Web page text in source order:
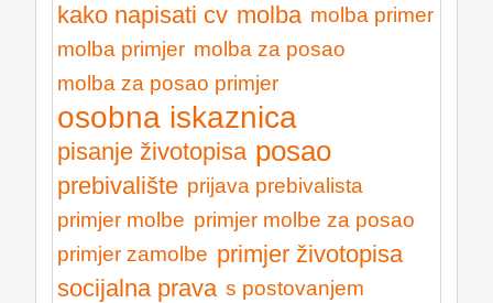
kako napisati cv molba molba primer
molba primjer molba za posao
molba za posao primjer
osobna iskaznica
pisanje životopisa posao
prebivalište prijava prebivalista
primjer molbe primjer molbe za posao
primjer zamolbe primjer životopisa
socijalna prava s postovanjem